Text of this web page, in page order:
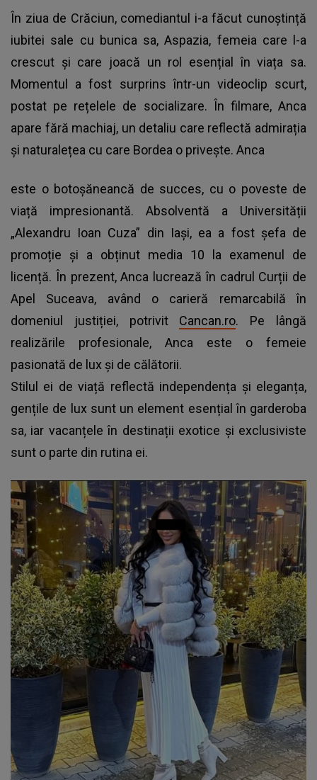
În ziua de Crăciun, comediantul i-a făcut cunoștință
iubitei sale cu bunica sa, Aspazia, femeia care l-a
crescut și care joacă un rol esențial în viața sa.
Momentul a fost surprins într-un videoclip scurt,
postat pe rețelele de socializare. În filmare, Anca
apare fără machiaj, un detaliu care reflectă admirația
și naturalețea cu care Bordea o privește. Anca
este o botoșăneancă de succes, cu o poveste de
viață impresionantă. Absolventă a Universității
„Alexandru Ioan Cuza” din Iași, ea a fost șefa de
promoție și a obținut media 10 la examenul de
licență. În prezent, Anca lucrează în cadrul Curții de
Apel Suceava, având o carieră remarcabilă în
domeniul justiției, potrivit Cancan.ro. Pe lângă
realizările profesionale, Anca este o femeie
pasionată de lux și de călătorii.
Stilul ei de viață reflectă independența și eleganța,
gențile de lux sunt un element esențial în garderoba
sa, iar vacanțele în destinații exotice și exclusiviste
sunt o parte din rutina ei.